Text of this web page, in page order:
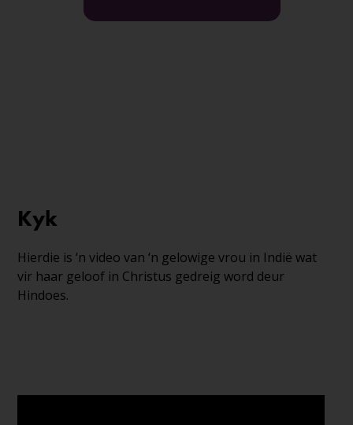
Kyk
Hierdie is ‘n video van ‘n gelowige vrou in Indië wat
vir haar geloof in Christus gedreig word deur
Hindoes.